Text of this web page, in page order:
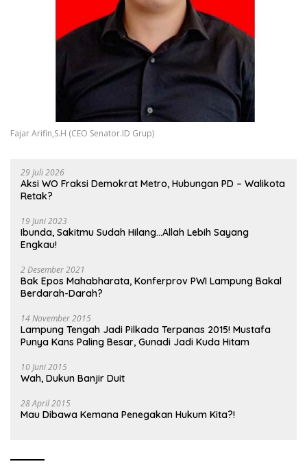
Fajar Arifin,S.H (CEO Senator.ID Grup)
29 Juli 2026
Aksi WO Fraksi Demokrat Metro, Hubungan PD – Walikota
Retak?
19 Juni 2023
Ibunda, Sakitmu Sudah Hilang…Allah Lebih Sayang
Engkau!
2 Desember 2021
Bak Epos Mahabharata, Konferprov PWI Lampung Bakal
Berdarah-Darah?
14 November 2015
Lampung Tengah Jadi Pilkada Terpanas 2015! Mustafa
Punya Kans Paling Besar, Gunadi Jadi Kuda Hitam
10 Juni 2015
Wah, Dukun Banjir Duit
28 April 2015
Mau Dibawa Kemana Penegakan Hukum Kita?!